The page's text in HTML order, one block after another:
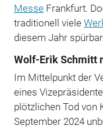
MesseFrankfurt.
traditionell viele
diesem Jahr
Wolf-Erik Schmitt
Im Mittelpunkt der
eines
plötzlichen Tod von
September 2024